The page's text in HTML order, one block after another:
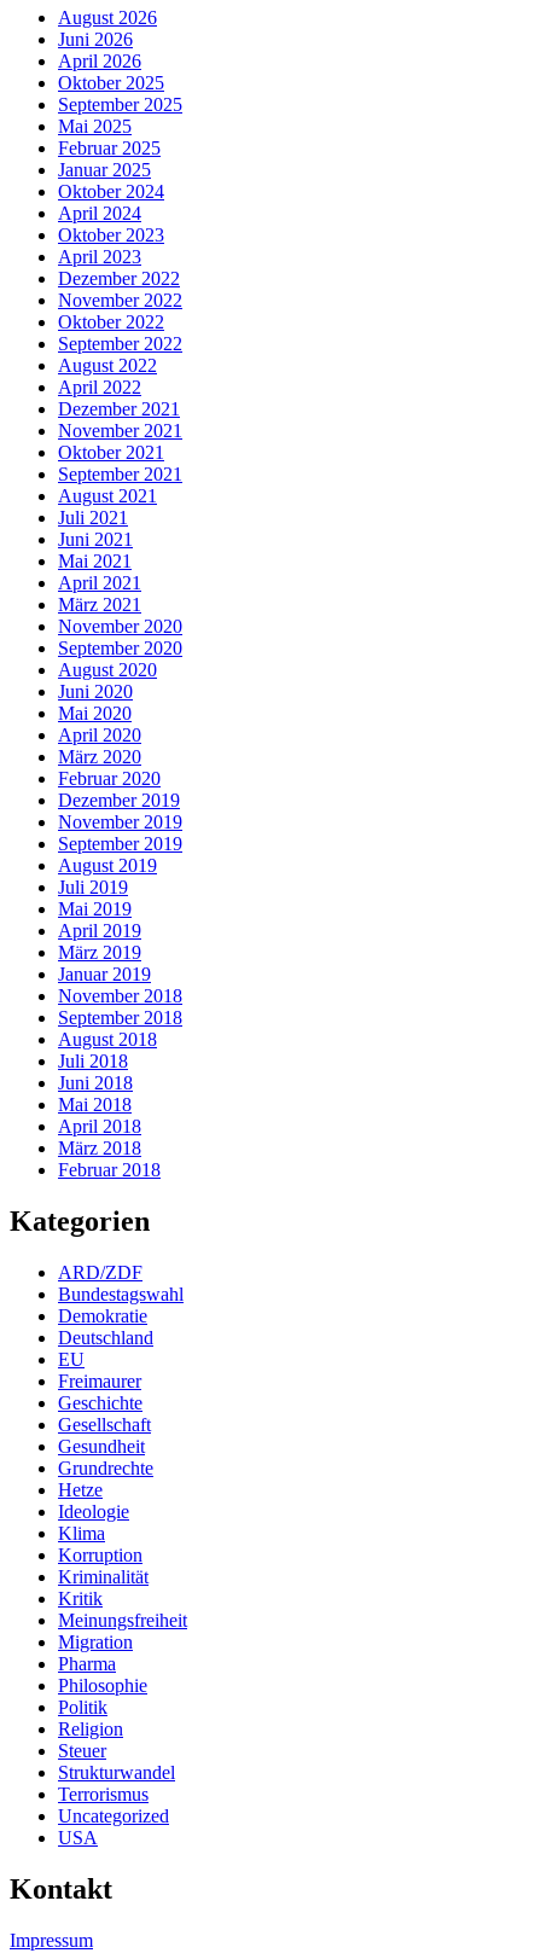
August 2026
Juni 2026
April 2026
Oktober 2025
September 2025
Mai 2025
Februar 2025
Januar 2025
Oktober 2024
April 2024
Oktober 2023
April 2023
Dezember 2022
November 2022
Oktober 2022
September 2022
August 2022
April 2022
Dezember 2021
November 2021
Oktober 2021
September 2021
August 2021
Juli 2021
Juni 2021
Mai 2021
April 2021
März 2021
November 2020
September 2020
August 2020
Juni 2020
Mai 2020
April 2020
März 2020
Februar 2020
Dezember 2019
November 2019
September 2019
August 2019
Juli 2019
Mai 2019
April 2019
März 2019
Januar 2019
November 2018
September 2018
August 2018
Juli 2018
Juni 2018
Mai 2018
April 2018
März 2018
Februar 2018
Kategorien
ARD/ZDF
Bundestagswahl
Demokratie
Deutschland
EU
Freimaurer
Geschichte
Gesellschaft
Gesundheit
Grundrechte
Hetze
Ideologie
Klima
Korruption
Kriminalität
Kritik
Meinungsfreiheit
Migration
Pharma
Philosophie
Politik
Religion
Steuer
Strukturwandel
Terrorismus
Uncategorized
USA
Kontakt
Impressum